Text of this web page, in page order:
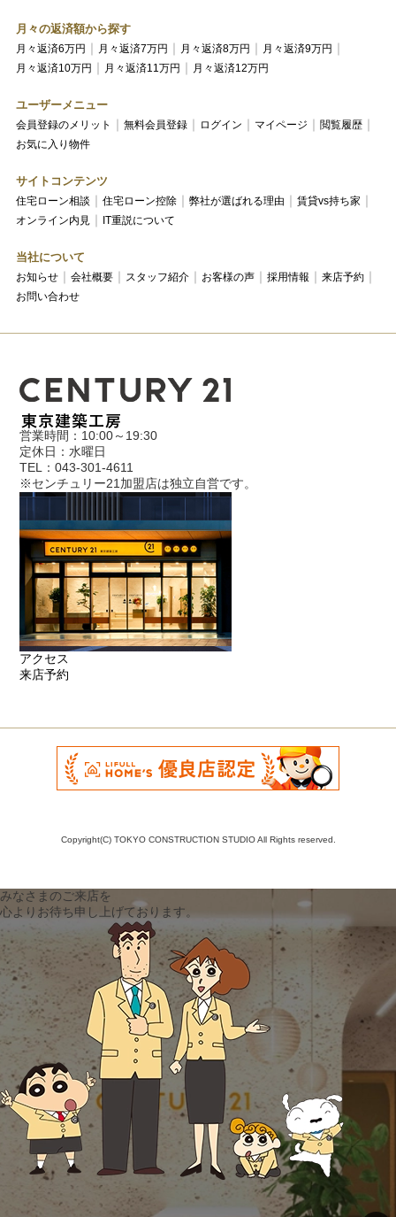
月々の返済額から探す
月々返済6万円 月々返済7万円 月々返済8万円
月々返済9万円
月々返済10万円
月々返済11万円 月々返済12万円
ユーザーメニュー
会員登録のメリット 無料会員登録 ログイン マイページ
閲覧履歴
お気に入り物件
サイトコンテンツ
住宅ローン相談 住宅ローン控除 弊社が選ばれる理由
賃貸vs持ち家
オンライン内見
IT重説について
当社について
お知らせ 会社概要 スタッフ紹介 お客様の声 採用情報
来店予約
お問い合わせ
営業時間：10:00～19:30
定休日：水曜日
TEL：043-301-4611
※センチュリー21加盟店は独立自営です。
アクセス
来店予約
Copyright(C) TOKYO CONSTRUCTION STUDIO All Rights reserved.
みなさまのご来店を
心よりお待ち申し上げております。